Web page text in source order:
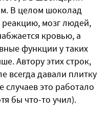
В целом шоколад
реакцию, мозг людей,
кровью, а
функции у таких
Автору этих строк,
всегда давали плитку
это работало
бы что-то учил).